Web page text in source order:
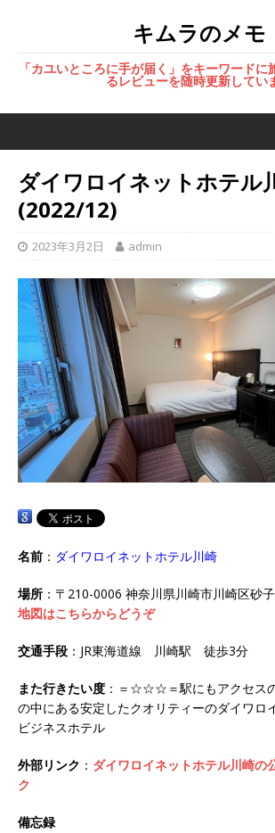
キムラのメモ
「カユいところに手が届く」をキーワード
るレビューを随時更新してい
ダイワロイネットホテル
(2022/12)
2023年3月2日 admin
名前 ： ダイワロイネットホテル川崎
場所 ：〒210-0006 神奈川県川崎市川崎区砂
地図はこちらからどうぞ
交通手段 ：JR東海道線 川崎駅 徒歩3分
また行きたい度 ：＝☆☆☆＝駅にもアクセス
の中にある安定したクオリティーのダイワロ
ビジネスホテル
外部リンク ： ダイワロイネットホテル川崎の
ク
備忘録